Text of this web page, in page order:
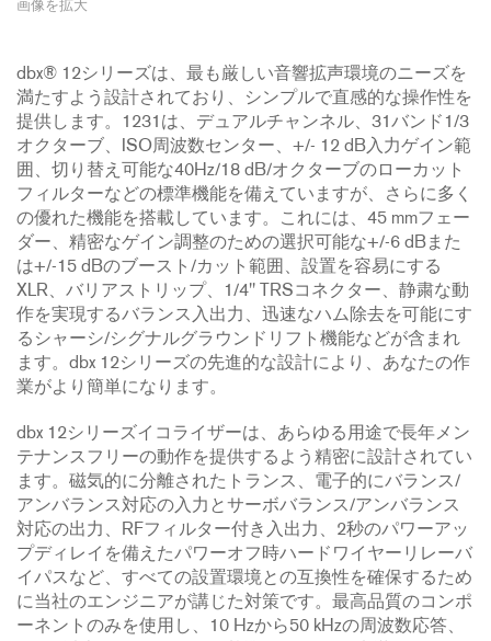
画像を拡大
dbx® 12シリーズは、最も厳しい音響拡声環境のニーズを
満たすよう設計されており、シンプルで直感的な操作性を
提供します。1231は、デュアルチャンネル、31バンド1/3
オクターブ、ISO周波数センター、+/- 12 dB入力ゲイン範
囲、切り替え可能な40Hz/18 dB/オクターブのローカット
フィルターなどの標準機能を備えていますが、さらに多く
の優れた機能を搭載しています。これには、45 mmフェー
ダー、精密なゲイン調整のための選択可能な+/-6 dBまた
は+/-15 dBのブースト/カット範囲、設置を容易にする
XLR、バリアストリップ、1/4'' TRSコネクター、静粛な動
作を実現するバランス入出力、迅速なハム除去を可能にす
るシャーシ/シグナルグラウンドリフト機能などが含まれ
ます。dbx 12シリーズの先進的な設計により、あなたの作
業がより簡単になります。
dbx 12シリーズイコライザーは、あらゆる用途で長年メン
テナンスフリーの動作を提供するよう精密に設計されてい
ます。磁気的に分離されたトランス、電子的にバランス/
アンバランス対応の入力とサーボバランス/アンバランス
対応の出力、RFフィルター付き入出力、2秒のパワーアッ
プディレイを備えたパワーオフ時ハードワイヤーリレーバ
イパスなど、すべての設置環境との互換性を確保するため
に当社のエンジニアが講じた対策です。最高品質のコンポ
ーネントのみを使用し、10 Hzから50 kHzの周波数応答、